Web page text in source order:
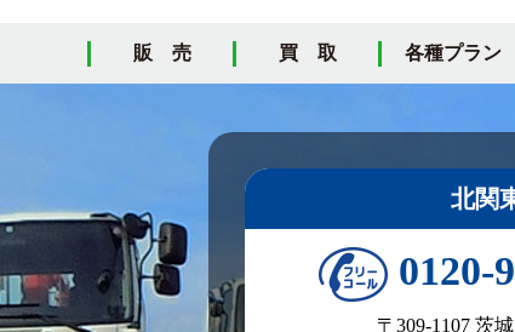
販 売 買 取 各種プラン
北関
0120-
〒309-1107 茨